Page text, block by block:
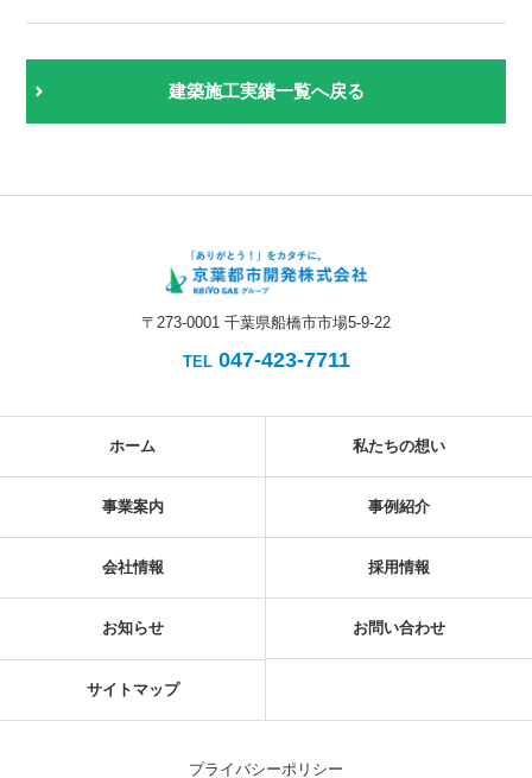
建築施工実績一覧へ戻る
〒273-0001 千葉県船橋市市場5-9-22
TEL 047-423-7711
ホーム 私たちの想い
事業案内 事例紹介
会社情報 採用情報
お知らせ お問い合わせ
サイトマップ
プライバシーポリシー